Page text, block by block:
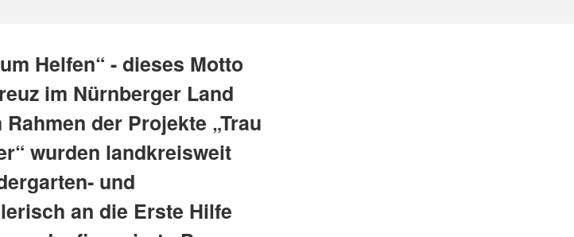
Helfen“ - dieses Motto
im Nürnberger Land
der Projekte „Trau
wurden landkreisweit
und
an die Erste Hilfe